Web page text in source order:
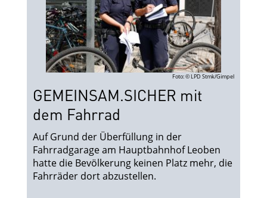
Foto: © LPD Stmk/Gimpel
GEMEINSAM.SICHER mit
dem Fahrrad
Auf Grund der Überfüllung in der
Fahrradgarage am Hauptbahnhof Leoben
hatte die Bevölkerung keinen Platz mehr, die
Fahrräder dort abzustellen.